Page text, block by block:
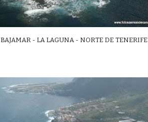
BAJAMAR - LA LAGUNA - NORTE DE TENERIFE